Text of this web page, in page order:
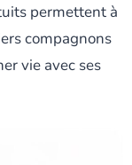
permettent à
compagnons
vie avec ses